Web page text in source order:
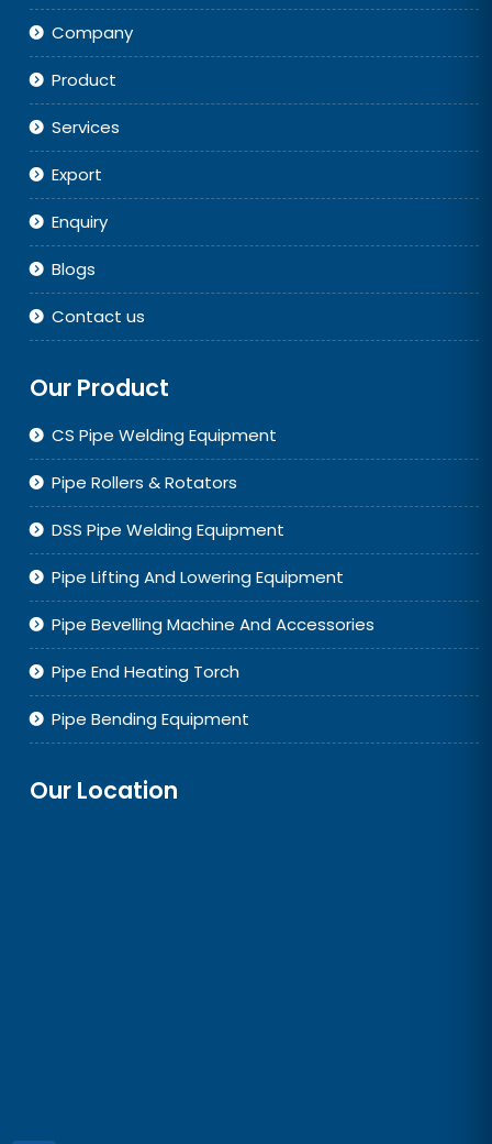
Company
Product
Services
Export
Enquiry
Blogs
Contact us
Our Product
CS Pipe Welding Equipment
Pipe Rollers & Rotators
DSS Pipe Welding Equipment
Pipe Lifting And Lowering Equipment
Pipe Bevelling Machine And Accessories
Pipe End Heating Torch
Pipe Bending Equipment
Our Location